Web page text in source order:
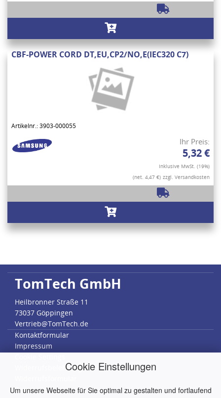
Cookie Einstellungen
Um unsere Webseite für Sie optimal zu gestalten und fortlaufend
CBF-POWER CORD DT,EU,CP2/NO,E(IEC320 C7)
Artikelnr.: 3903-000055
Ihr Preis:
5,32 €
Inklusive MwSt. (19%)
(net. 4,47 €) zzgl. Versandkosten
TomTech GmbH
Heilbronner Straße 11
73037 Göppingen
Vertrieb@TomTech.de
Kontaktformular
Impressum
Widerrufsbelehrung
Datenschutz